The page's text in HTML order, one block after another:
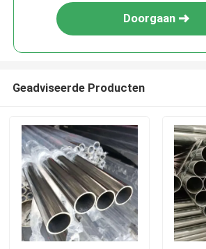
Doorgaan
Geadviseerde Producten